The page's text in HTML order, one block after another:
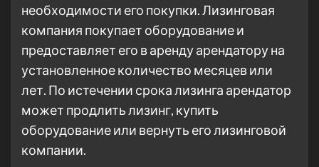
необходимости его покупки. Лизинговая
компания покупает оборудование и
предоставляет его в аренду арендатору на
установленное количество месяцев или
лет. По истечении срока лизинга арендатор
может продлить лизинг, купить
оборудование или вернуть его лизинговой
компании.